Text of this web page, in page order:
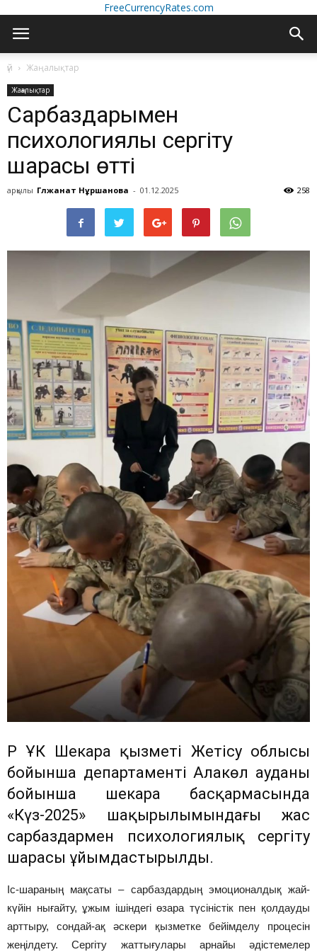
FreeCurrencyRates.com
үй Жаңалықтар
Жаңалықтар
Сарбаздарымен
психологиялық сергіту
шарасы өтті
арқылы Гүлжанат Нұршанова - 01.12.2025 258
ҚР ҰҚК Шекара қызметі Жетісу облысы
бойынша департаменті Алакөл ауданы
бойынша шекара басқармасында
«Күз-2025» шақырылымындағы жас
сарбаздармен психологиялық сергіту
шарасы ұйымдастырылды.
Іс-шараның мақсаты – сарбаздардың эмоционалдық жай-
күйін нығайту, ұжым ішіндегі өзара түсіністік пен қолдауды
арттыру, сондай-ақ әскери қызметке бейімделу процесін
жеңілдету. Сергіту жаттығулары арнайы әдістемелер